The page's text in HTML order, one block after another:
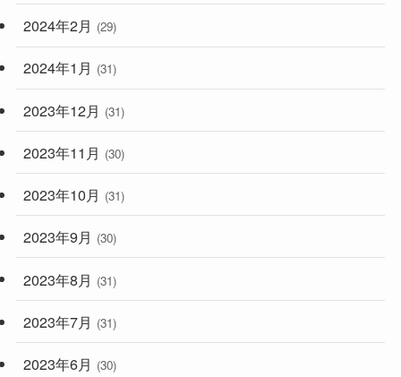
2024年2月 (29)
2024年1月 (31)
2023年12月 (31)
2023年11月 (30)
2023年10月 (31)
2023年9月 (30)
2023年8月 (31)
2023年7月 (31)
2023年6月 (30)